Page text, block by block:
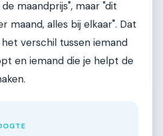
maandprijs", maar "dit
maand, alles bij elkaar". Dat
verschil tussen iemand
en iemand die je helpt de